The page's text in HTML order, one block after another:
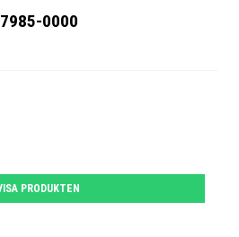
0000
PRODUKTEN